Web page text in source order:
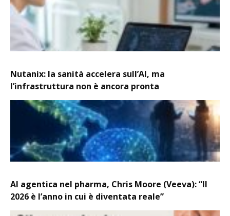
Nutanix: la sanità accelera sull’AI, ma
l’infrastruttura non è ancora pronta
AI agentica nel pharma, Chris Moore (Veeva): “Il
2026 è l’anno in cui è diventata reale”